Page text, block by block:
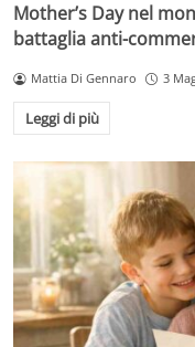
Mother’s Day nel
battaglia anti-
Mattia Di Gennaro 3
Leggi di più